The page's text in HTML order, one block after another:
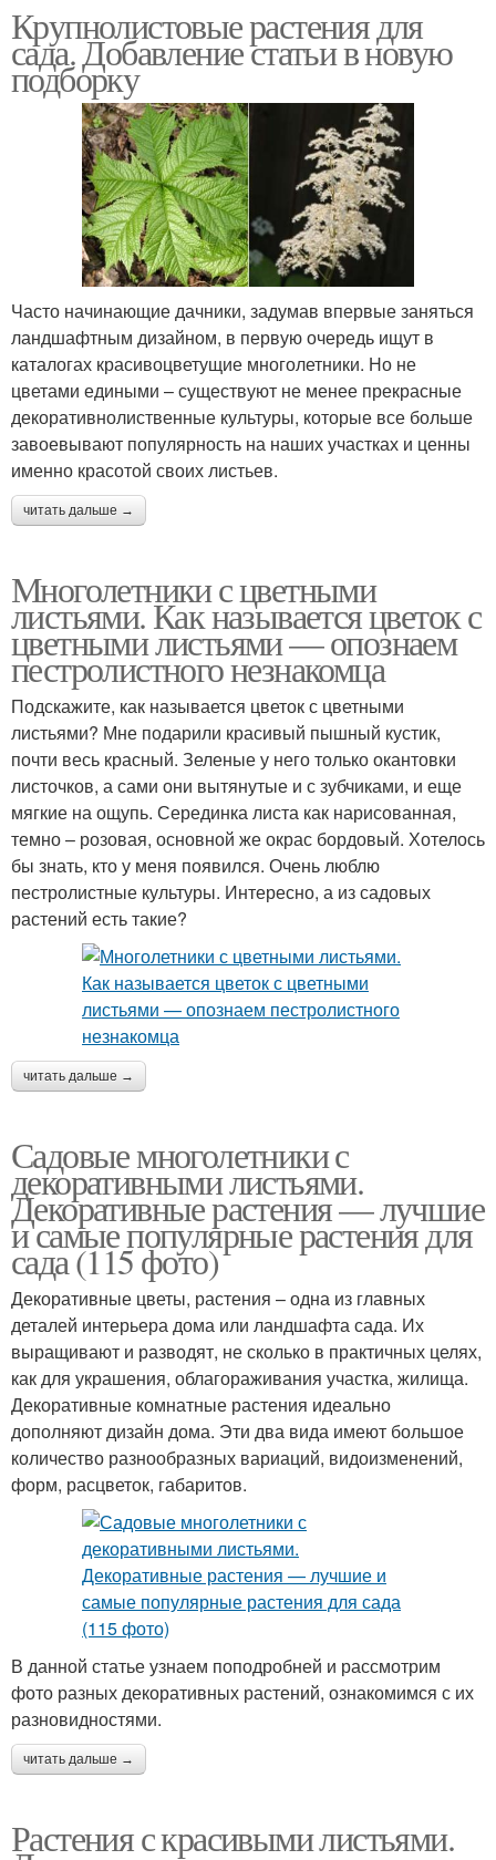
Крупнолистовые растения для
сада. Добавление статьи в новую
подборку
Часто начинающие дачники, задумав впервые заняться
ландшафтным дизайном, в первую очередь ищут в
каталогах красивоцветущие многолетники. Но не
цветами едиными – существуют не менее прекрасные
декоративнолиственные культуры, которые все больше
завоевывают популярность на наших участках и ценны
именно красотой своих листьев.
читать дальше →
Многолетники с цветными
листьями. Как называется цветок с
цветными листьями — опознаем
пестролистного незнакомца
Подскажите, как называется цветок с цветными
листьями? Мне подарили красивый пышный кустик,
почти весь красный. Зеленые у него только окантовки
листочков, а сами они вытянутые и с зубчиками, и еще
мягкие на ощупь. Серединка листа как нарисованная,
темно – розовая, основной же окрас бордовый. Хотелось
бы знать, кто у меня появился. Очень люблю
пестролистные культуры. Интересно, а из садовых
растений есть такие?
читать дальше →
Садовые многолетники с
декоративными листьями.
Декоративные растения — лучшие
и самые популярные растения для
сада (115 фото)
Декоративные цветы, растения – одна из главных
деталей интерьера дома или ландшафта сада. Их
выращивают и разводят, не сколько в практичных целях,
как для украшения, облагораживания участка, жилища.
Декоративные комнатные растения идеально
дополняют дизайн дома. Эти два вида имеют большое
количество разнообразных вариаций, видоизменений,
форм, расцветок, габаритов.
В данной статье узнаем поподробней и рассмотрим
фото разных декоративных растений, ознакомимся с их
разновидностями.
читать дальше →
Растения с красивыми листьями.